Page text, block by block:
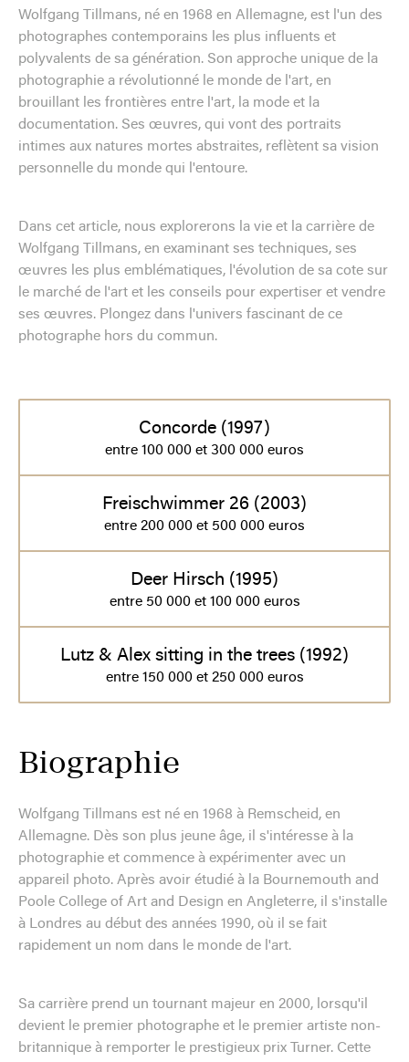
Wolfgang Tillmans, né en 1968 en Allemagne, est l'un des
photographes contemporains les plus influents et
polyvalents de sa génération. Son approche unique de la
photographie a révolutionné le monde de l'art, en
brouillant les frontières entre l'art, la mode et la
documentation. Ses œuvres, qui vont des portraits
intimes aux natures mortes abstraites, reflètent sa vision
personnelle du monde qui l'entoure.
Dans cet article, nous explorerons la vie et la carrière de
Wolfgang Tillmans, en examinant ses techniques, ses
œuvres les plus emblématiques, l'évolution de sa cote sur
le marché de l'art et les conseils pour expertiser et vendre
ses œuvres. Plongez dans l'univers fascinant de ce
photographe hors du commun.
Concorde (1997)
entre 100 000 et 300 000 euros
Freischwimmer 26 (2003)
entre 200 000 et 500 000 euros
Deer Hirsch (1995)
entre 50 000 et 100 000 euros
Lutz & Alex sitting in the trees (1992)
entre 150 000 et 250 000 euros
Biographie
Wolfgang Tillmans est né en 1968 à Remscheid, en
Allemagne. Dès son plus jeune âge, il s'intéresse à la
photographie et commence à expérimenter avec un
appareil photo. Après avoir étudié à la Bournemouth and
Poole College of Art and Design en Angleterre, il s'installe
à Londres au début des années 1990, où il se fait
rapidement un nom dans le monde de l'art.
Sa carrière prend un tournant majeur en 2000, lorsqu'il
devient le premier photographe et le premier artiste non-
britannique à remporter le prestigieux prix Turner. Cette